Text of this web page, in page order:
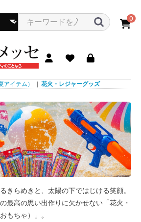
0
アイテム） 花火・レジャーグッズ
きらめきと、太陽の下ではじける笑顔。
最高の思い出作りに欠かせない「花火・
もちゃ）」。